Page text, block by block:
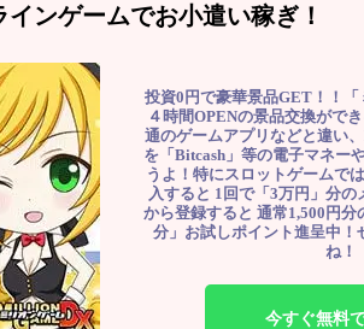
インゲームでお小遣い稼ぎ！
投資0円で豪華景品GET！！「
４時間OPENの景品交換がで
通のゲームアプリなどと違い
を「Bitcash」等の電子マネー
うよ！特にスロットゲームで
入すると 1回で「3万円」分
から登録すると 通常1,500円分
分」お試しポイント進呈中！
ね！
今すぐ無料